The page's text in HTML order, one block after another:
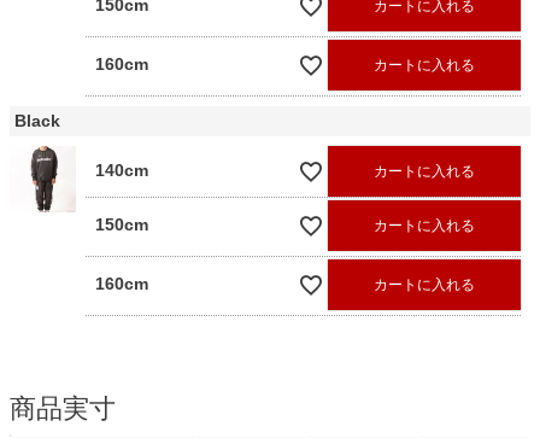
150cm カートに入れる
160cm カートに入れる
Black
140cm カートに入れる
150cm カートに入れる
160cm カートに入れる
商品実寸